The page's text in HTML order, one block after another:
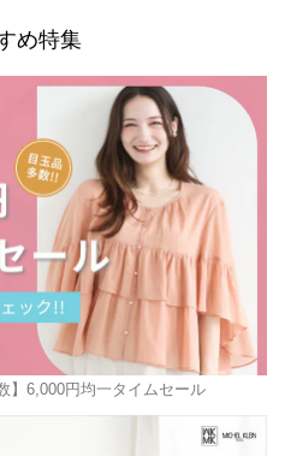
め特集
】6,000円均一タイムセール